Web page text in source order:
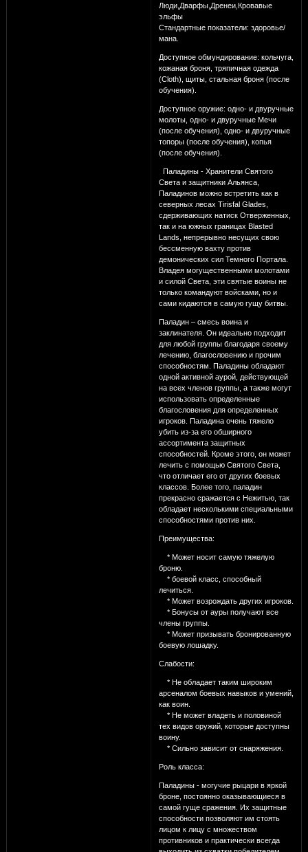
Люди,Дварфы,Дренеи,Кровавые
эльфы
Стандартные показатели: здоровье/
мана.
Доступное обмундирование: кольчуга,
кожаная броня, тряпичная одежда
(Cloth), щиты, стальная броня (после
обучения).
Доступное оружие: одно- и двуручные
молоты, одно- и двуручные Мечи
(после обучения), одно- и двуручные
топоры (после обучения), копья
(после обучения).
Паладины - Хранители Святого
Света и защитники Альянса,
Паладинов можно встретить как в
северных лесах Tirisfal Glades,
сдерживающих натиск Отверженных,
так и на южных границах Blasted
Lands, непрерывно несущих свою
бессменную вахту против
демонических сил Темного Портала.
Владея могущественными молотами
и силой Света, эти святые воины не
только командуют войсками, но и
сами кидаются в самую гущу битвы.
Паладин – смесь воина и
заклинателя. Он идеально подходит
для любой группы благодаря своему
лечению, благословению и прочим
способностям. Паладины обладают
одной активной аурой, действующей
на всех членов группы, а также могут
использовать определенные
благословения для определенных
игроков. Паладина очень тяжело
убить из-за его обширного
ассортимента защитных
способностей. Кроме этого, он может
лечить с помощью Святого Света,
что отличает его от других боевых
классов. Более того, паладин
прекрасно сражается с Нежитью, так
обладает несколькими специальными
способностями против них.
Преимущества:
* Может носит самую тяжелую
броню.
* боевой класс, способный
лечиться.
* Может возрождать других игроков.
* Бонусы от ауры получают все
члены группы.
* Может призывать бронированную
боевую лошадку.
Слабости:
* Не обладает таким широким
арсеналом боевых навыков и умений,
как воин.
* Не может владеть и половиной
тех видов оружий, которые доступны
воину.
* Сильно зависит от снаряжения.
Роль класса:
Паладины - могучие рыцари в яркой
броне, постоянно оказывающиеся в
самой гуще сражения. Их защитные
способности позволяют им стоять
лицом к лицу с множеством
противников и практически всегда